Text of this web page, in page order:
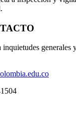
generales